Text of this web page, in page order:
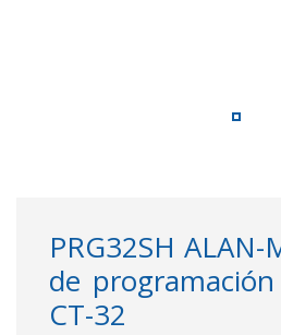
PRG32SH
de
CT-32